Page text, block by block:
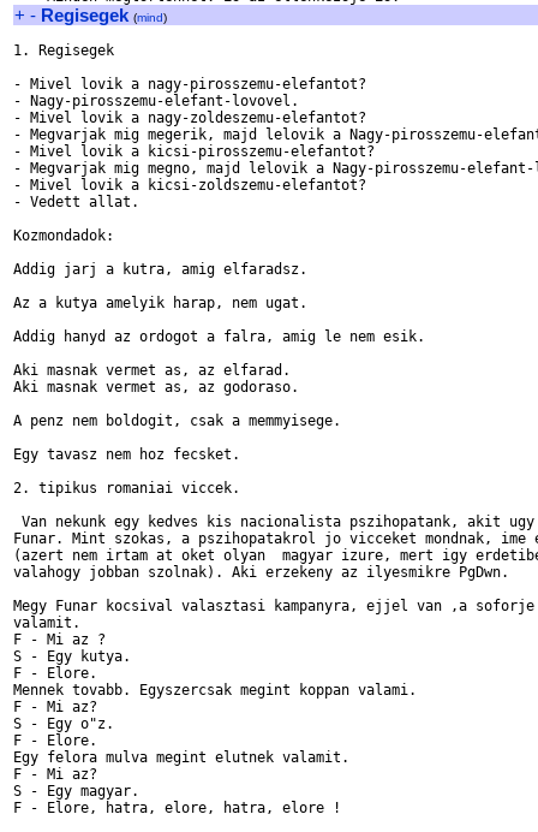
+ - Regisegek (mind)
1. Regisegek
- Mivel lovik a nagy-pirosszemu-elefantot?
- Nagy-pirosszemu-elefant-lovovel.
- Mivel lovik a nagy-zoldeszemu-elefantot?
- Megvarjak mig megerik, majd lelovik a Nagy-pirosszemu-
- Mivel lovik a kicsi-pirosszemu-elefantot?
- Megvarjak mig megno, majd lelovik a Nagy-pirosszemu-
- Mivel lovik a kicsi-zoldszemu-elefantot?
- Vedett allat.
Kozmondadok:
Addig jarj a kutra, amig elfaradsz.
Az a kutya amelyik harap, nem ugat.
Addig hanyd az ordogot a falra, amig le nem esik.
Aki masnak vermet as, az elfarad.
Aki masnak vermet as, az godoraso.
A penz nem boldogit, csak a memmyisege.
Egy tavasz nem hoz fecsket.
2. tipikus romaniai viccek.
Van nekunk egy kedves kis nacionalista pszihopatank, akit
Funar. Mint szokas, a pszihopatakrol jo vicceket mondnak, ime
(azert nem irtam at oket olyan  magyar izure, mert igy
valahogy jobban szolnak). Aki erzekeny az ilyesmikre PgDwn.
Megy Funar kocsival valasztasi kampanyra, ejjel van ,a
valamit.
F - Mi az ?
S - Egy kutya.
F - Elore.
Mennek tovabb. Egyszercsak megint koppan valami.
F - Mi az?
S - Egy o"z.
F - Elore.
Egy felora mulva megint elutnek valamit.
F - Mi az?
S - Egy magyar.
F - Elore, hatra, elore, hatra, elore !